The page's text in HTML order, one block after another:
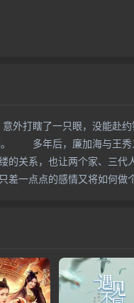
外打瞎了一只眼，没能赴
。 多年后，廉加海与王秀
的关系，也让两个家、三
差一点点的感情又将如何